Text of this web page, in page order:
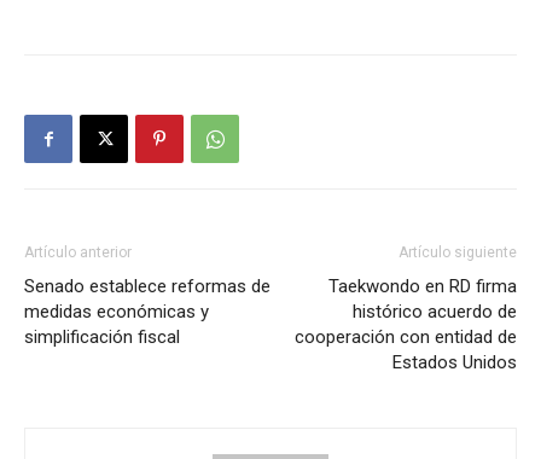
Artículo anterior
Senado establece reformas de
medidas económicas y
simplificación fiscal
Artículo siguiente
Taekwondo en RD firma
histórico acuerdo de
cooperación con entidad de
Estados Unidos